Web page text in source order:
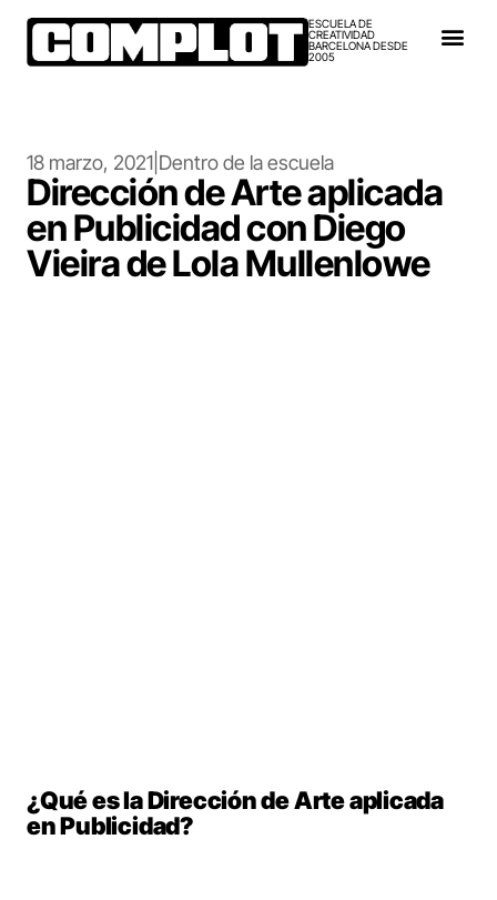
ESCUELA DE
CREATIVIDAD
BARCELONA DESDE
2005
18 marzo, 2021 Dentro de la escuela
Dirección de Arte aplicada
en Publicidad con Diego
Vieira de Lola Mullenlowe
¿Qué es la Dirección de Arte aplicada
en Publicidad?